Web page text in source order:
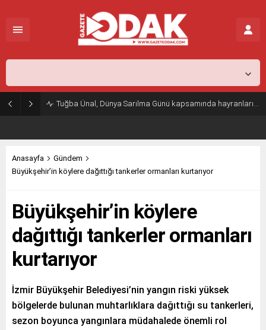
Tuğba Ünal, Dünya Sarılma Günü kapsamında hayranlarıyla buluştu
Anasayfa
Gündem
Büyükşehir’in köylere dağıttığı tankerler ormanları kurtarıyor
Büyükşehir’in köylere
dağıttığı tankerler ormanları
kurtarıyor
İzmir Büyükşehir Belediyesi’nin yangın riski yüksek
bölgelerde bulunan muhtarlıklara dağıttığı su tankerleri,
sezon boyunca yangınlara müdahalede önemli rol